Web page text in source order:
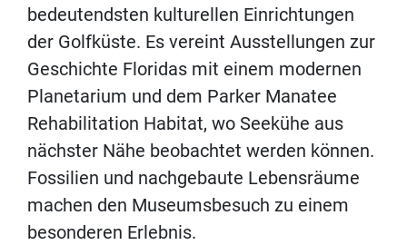
bedeutendsten kulturellen Einrichtungen
der Golfküste. Es vereint Ausstellungen zur
Geschichte Floridas mit einem modernen
Planetarium und dem Parker Manatee
Rehabilitation Habitat, wo Seekühe aus
nächster Nähe beobachtet werden können.
Fossilien und nachgebaute Lebensräume
machen den Museumsbesuch zu einem
besonderen Erlebnis.